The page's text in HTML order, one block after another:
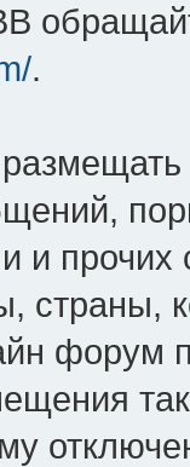
.
и
страны,
форум